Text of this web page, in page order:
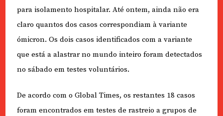
para isolamento hospitalar. Até ontem, ainda não era
claro quantos dos casos correspondiam à variante
ómicron. Os dois casos identificados com a variante
que está a alastrar no mundo inteiro foram detectados
no sábado em testes voluntários.
De acordo com o Global Times, os restantes 18 casos
foram encontrados em testes de rastreio a grupos de